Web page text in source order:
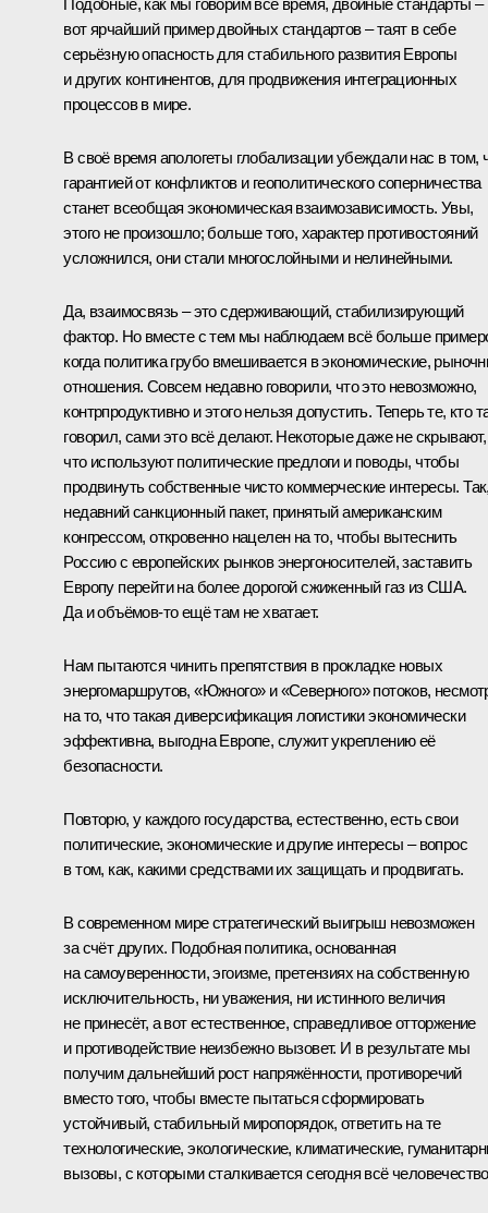
вот ярчайший пример двойных стандартов – таят в себе
серьёзную опасность для стабильного развития Европы
и других континентов, для продвижения интеграционных
процессов в мире.
В своё время апологеты глобализации убеждали нас в том,
гарантией от конфликтов и геополитического соперничества
станет всеобщая экономическая взаимозависимость. Увы,
этого не произошло; больше того, характер противостояний
усложнился, они стали многослойными и нелинейными.
Да, взаимосвязь – это сдерживающий, стабилизирующий
фактор. Но вместе с тем мы наблюдаем всё больше
когда политика грубо вмешивается в экономические,
отношения. Совсем недавно говорили, что это невозможно,
контрпродуктивно и этого нельзя допустить. Теперь те, кто
говорил, сами это всё делают. Некоторые даже не скрывают,
что используют политические предлоги и поводы, чтобы
продвинуть собственные чисто коммерческие интересы.
недавний санкционный пакет, принятый американским
конгрессом, откровенно нацелен на то, чтобы вытеснить
Россию с европейских рынков энергоносителей, заставить
Европу перейти на более дорогой сжиженный газ из США.
Да и объёмов-то ещё там не хватает.
Нам пытаются чинить препятствия в прокладке новых
энергомаршрутов, «Южного» и «Северного» потоков,
на то, что такая диверсификация логистики экономически
эффективна, выгодна Европе, служит укреплению её
безопасности.
Повторю, у каждого государства, естественно, есть свои
политические, экономические и другие интересы – вопрос
в том, как, какими средствами их защищать и продвигать.
В современном мире стратегический выигрыш невозможен
за счёт других. Подобная политика, основанная
на самоуверенности, эгоизме, претензиях на собственную
исключительность, ни уважения, ни истинного величия
не принесёт, а вот естественное, справедливое отторжение
и противодействие неизбежно вызовет. И в результате мы
получим дальнейший рост напряжённости, противоречий
вместо того, чтобы вместе пытаться сформировать
устойчивый, стабильный миропорядок, ответить на те
технологические, экологические, климатические,
вызовы, с которыми сталкивается сегодня всё